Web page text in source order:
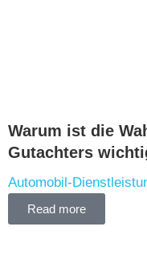
Warum ist die
Gutachters
Automobil-
Read more